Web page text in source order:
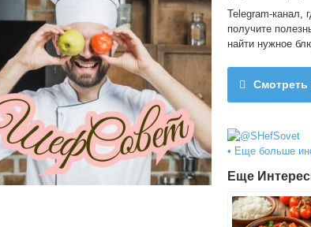
Telegram-канал,
получите
найти нужное
Смотреть
• Еще больше
Еще